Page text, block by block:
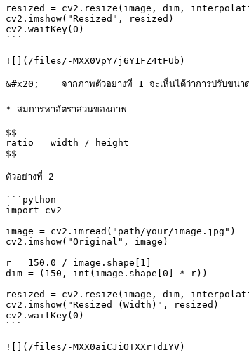
resized = cv2.resize(image, dim,
cv2.imshow("Resized", resized)
cv2.waitKey(0)
```
![](/files/-MXX0VpY7j6Y1FZ4tFUb)
&#x20;    จากภาพตัวอย่างที่ 1 จะเห็นได้ว่าการปรับขนา
* สมการหาอัตราส่วนของภาพ
$$
ratio = width / height
$$
ตัวอย่างที่ 2
```python
import cv2
image = cv2.imread("path/your/image.jpg")
cv2.imshow("Original", image)
r = 150.0 / image.shape[1]
dim = (150, int(image.shape[0] * r))
resized = cv2.resize(image, dim,
cv2.imshow("Resized (Width)", resized)
cv2.waitKey(0)
```
![](/files/-MXX0aiCJiOTXXrTdIYV)